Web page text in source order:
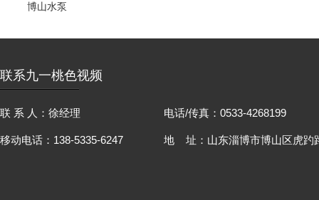
博山水泵
联系九一桃色视频
联 系 人：徐经理
移动电话：138-5335-6247
电话/传真：0533-4268199
地 址：山东淄博市博山区虎趵